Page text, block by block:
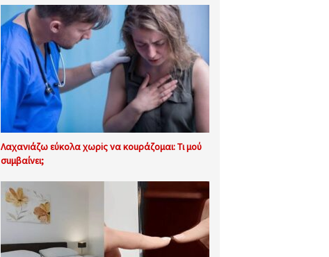
Λαχανıάζω εύκολα χωρiς να κοuράζομαι: Τι μού
σuμβαίνει;